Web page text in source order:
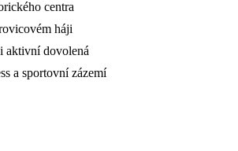
centra
háji
aktivní dovolená
a sportovní zázemí